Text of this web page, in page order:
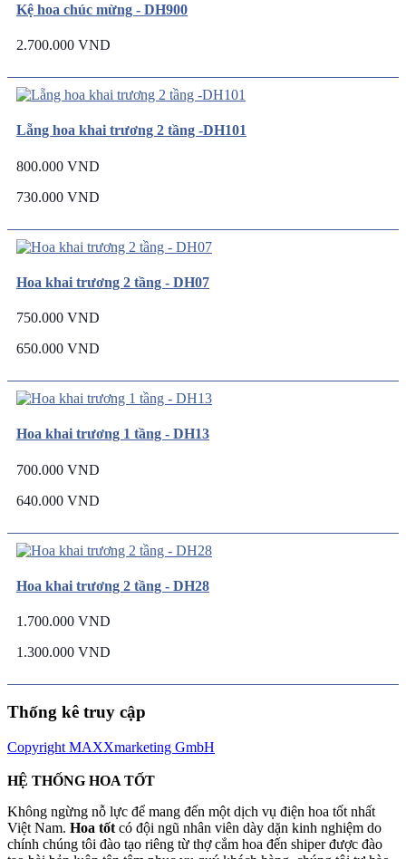
Kệ hoa chúc mừng - DH900
2.700.000 VND
Lẵng hoa khai trương 2 tầng -DH101
800.000 VND
730.000 VND
Hoa khai trương 2 tầng - DH07
750.000 VND
650.000 VND
Hoa khai trương 1 tầng - DH13
700.000 VND
640.000 VND
Hoa khai trương 2 tầng - DH28
1.700.000 VND
1.300.000 VND
Thống kê truy cập
Copyright MAXXmarketing GmbH
HỆ THỐNG HOA TỐT
Không ngừng nỗ lực để mang đến một dịch vụ điện hoa tốt nhất
Việt Nam. Hoa tốt có đội ngũ nhân viên dày dặn kinh nghiệm do
chính chúng tôi đào tạo riêng từ thợ cắm hoa đến shiper được đào